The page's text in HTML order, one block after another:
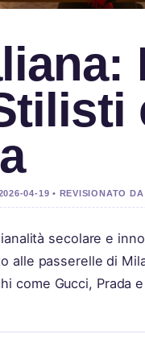
04-19 • REVISIONATO
secolare e
alle passerelle di
come Gucci, Prada